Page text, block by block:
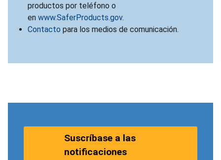
productos por teléfono o
en www.SaferProducts.gov.
Contacto para los medios de comunicación.
Suscríbase a las
notificaciones